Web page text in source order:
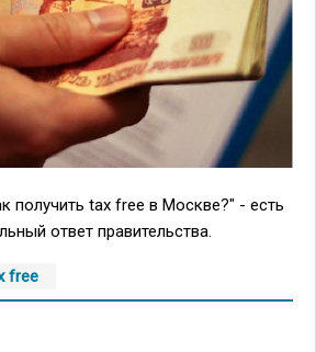
получить tax free в Москве?" - есть
ответ правительства.
free